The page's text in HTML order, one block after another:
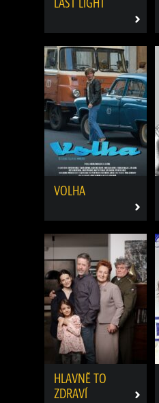
VOLHA
HLAVNĚ TO
ZDRAVÍ